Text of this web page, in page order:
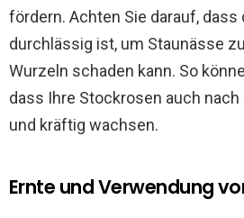
fördern. Achten Sie darauf, dass
durchlässig ist, um Staunässe
Wurzeln schaden kann. So
dass Ihre Stockrosen auch
und kräftig wachsen.
Ernte und Verwendung